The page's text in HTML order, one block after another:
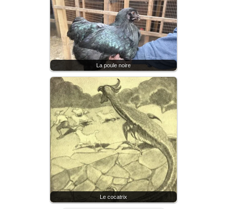
La poule noire
Le cocatrix